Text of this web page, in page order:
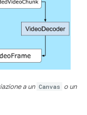
a un Canvas o un